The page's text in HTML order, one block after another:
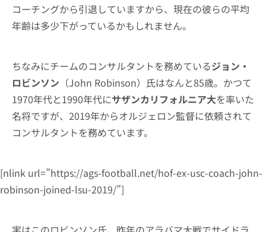
コーチングから引退していますから、現在の彼らの平均
年齢は多少下がっているかもしれません。
ちなみにチームのコンサルタントを務めているジョン・
ロビンソン （John Robinson）氏はなんと85歳。かつて
1970年代と1990年代にサザンカリフォルニア大を率いた
名将ですが、2019年からオルジェロン監督に依頼されて
コンサルタントを務めています。
[nlink url=”https://ags-football.net/hof-ex-usc-coach-john-
robinson-joined-lsu-2019/”]